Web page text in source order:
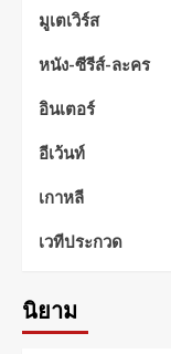
มูเตเวิร์ส
หนัง-ซีรีส์-ละคร
อินเตอร์
อีเว้นท์
เกาหลี
เวทีประกวด
นิยาม